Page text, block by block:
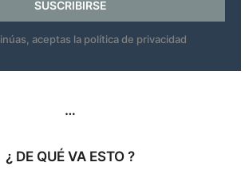
aceptas la política de privacidad
…
¿ DE QUÉ VA ESTO ?